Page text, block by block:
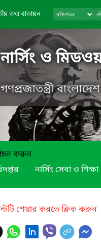
তথ্য বাতায়ন
নার্সিং ও
গণপ্রজাতন্ত্রী
করুন
নার্সিং সেবা ও শিক্ষা
শেয়ার করতে ক্লিক করুন